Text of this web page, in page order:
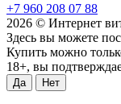
+7 960 208 07 88
2026 © Интернет
Здесь вы можете
Купить можно
18+, вы